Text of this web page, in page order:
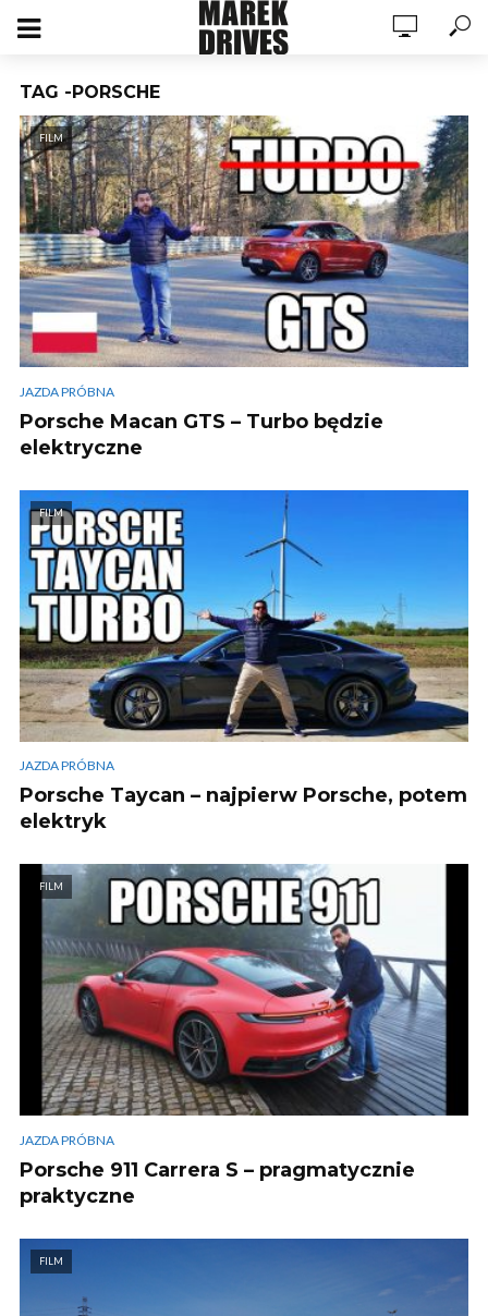
TAG -PORSCHE
FILM
JAZDA PRÓBNA
Porsche Macan GTS – Turbo będzie
elektryczne
FILM
JAZDA PRÓBNA
Porsche Taycan – najpierw Porsche, potem
elektryk
FILM
JAZDA PRÓBNA
Porsche 911 Carrera S – pragmatycznie
praktyczne
FILM